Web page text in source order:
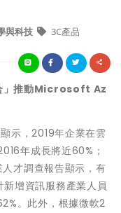
與科技 3C產品
」推動Microsoft Az
示，2019年企業在雲
年成長將近60%；
才調查報告顯示，有
增資訊服務產業人員
。此外，根據微軟2